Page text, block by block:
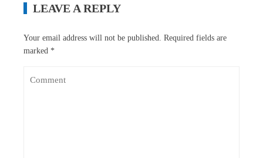
LEAVE A REPLY
Your email address will not be published. Required fields are
marked *